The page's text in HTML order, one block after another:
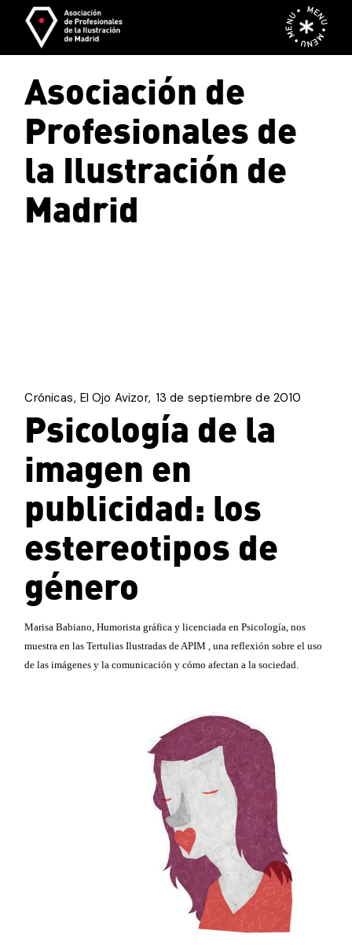
content
MENU • MENU • MENU •
Asociación de
Profesionales de
la Ilustración de
Madrid
Crónicas El Ojo Avizor 13 de septiembre de 2010
Psicología de la
imagen en
publicidad: los
estereotipos de
género
Marisa Babiano, Humorista gráfica y licenciada en Psicología, nos
muestra en las Tertulias Ilustradas de APIM , una reflexión sobre el uso
de las imágenes y la comunicación y cómo afectan a la sociedad.